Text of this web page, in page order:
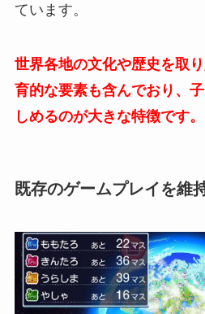
ています。
世界各地の文化や歴史を取
育的な要素も含んでおり、
しめるのが大きな特徴です。
既存のゲームプレイを維